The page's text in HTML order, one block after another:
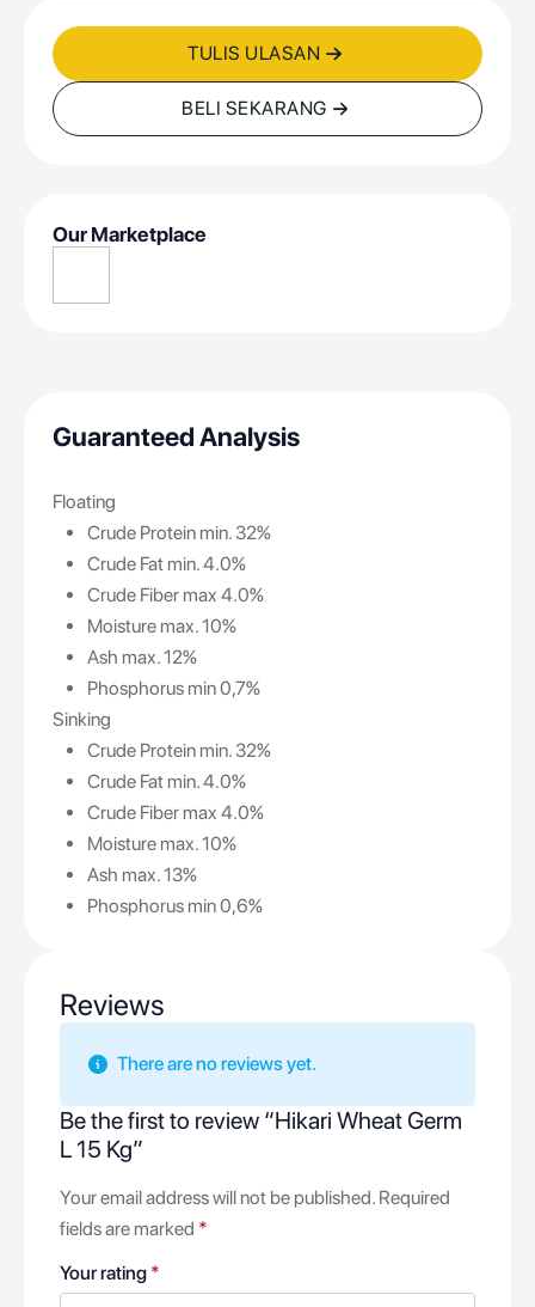
TULIS ULASAN
BELI SEKARANG
Our Marketplace
Guaranteed Analysis
Floating
Crude Protein min. 32%
Crude Fat min. 4.0%
Crude Fiber max 4.0%
Moisture max. 10%
Ash max. 12%
Phosphorus min 0,7%
Sinking
Crude Protein min. 32%
Crude Fat min. 4.0%
Crude Fiber max 4.0%
Moisture max. 10%
Ash max. 13%
Phosphorus min 0,6%
Reviews
There are no reviews yet.
Be the first to review “Hikari Wheat Germ
L 15 Kg”
Your email address will not be published. Required
fields are marked *
Your rating *